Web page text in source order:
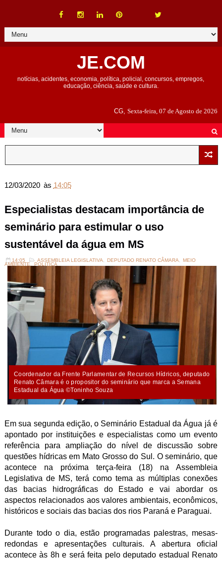
JE.COM
notícias, acidentes, economia, política, policial, concursos, empregos,
educação, ciência, saúde e cultura.
CG,Sexta-feira, 07 de Agosto de 2026
12/03/2020 às 14:05
Especialistas destacam importância de
seminário para estimular o uso
sustentável da água em MS
14:05 ASSEMBLEIA LEGISLATIVA DEPUTADO RENATO CÂMARA MEIO
AMBIENTE POLITICA
Coordenador da Frente Parlamentar de Recursos Hídricos, deputado
Renato Câmara é o propositor do seminário que marca a Semana
Estadual da Água ©Toninho Souza
Em sua segunda edição, o Seminário Estadual da Água já é
apontado por instituições e especialistas como um evento
referência para ampliação do nível de discussão sobre
questões hídricas em Mato Grosso do Sul. O seminário, que
acontece na próxima terça-feira (18) na Assembleia
Legislativa de MS, terá como tema as múltiplas conexões
das bacias hidrográficas do Estado e vai abordar os
aspectos relacionados aos valores ambientais, econômicos,
históricos e sociais das bacias dos rios Paraná e Paraguai.
Durante todo o dia, estão programadas palestras, mesas-
redondas e apresentações culturais. A abertura oficial
acontece às 8h e será feita pelo deputado estadual Renato